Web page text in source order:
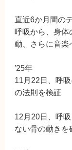
直近6か月間の
呼吸から、身体
動、さらに音楽
'25年
11月22日、呼
の法則を検証
12月20日、呼
ない骨の動きを